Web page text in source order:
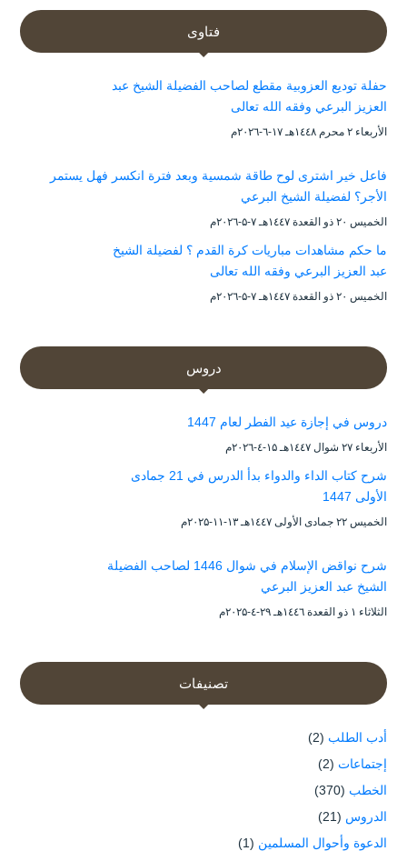
فتاوى
حفلة توديع العزوبية مقطع لصاحب الفضيلة الشيخ عبد
العزيز البرعي وفقه الله تعالى
الأربعاء ۲ محرم ۱٤٤۸هـ ۱۷-٦-۲۰۲٦م
فاعل خير اشترى لوح طاقة شمسية وبعد فترة انكسر فهل يستمر
الأجر؟ لفضيلة الشيخ البرعي
الخميس ۲۰ ذو القعدة ۱٤٤۷هـ ۷-۵-۲۰۲٦م
ما حكم مشاهدات مباريات كرة القدم ؟ لفضيلة الشيخ
عبد العزيز البرعي وفقه الله تعالى
الخميس ۲۰ ذو القعدة ۱٤٤۷هـ ۷-۵-۲۰۲٦م
دروس
دروس في إجازة عيد الفطر لعام 1447
الأربعاء ۲۷ شوال ۱٤٤۷هـ ۱۵-٤-۲۰۲٦م
شرح كتاب الداء والدواء بدأ الدرس في 21 جمادى
الأولى 1447
الخميس ۲۲ جمادى الأولى ۱٤٤۷هـ ۱۳-۱۱-۲۰۲۵م
شرح نواقض الإسلام في شوال 1446 لصاحب الفضيلة
الشيخ عبد العزيز البرعي
الثلاثاء ۱ ذو القعدة ۱٤٤٦هـ ۲۹-٤-۲۰۲۵م
تصنيفات
أدب الطلب (2)
إجتماعات (2)
الخطب (370)
الدروس (21)
الدعوة وأحوال المسلمين (1)